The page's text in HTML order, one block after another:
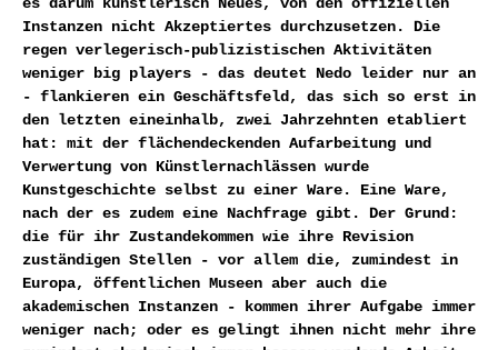
Instanzen nicht Akzeptiertes durchzusetzen. Die
regen verlegerisch-publizistischen Aktivitäten
weniger big players - das deutet Nedo leider nur an
- flankieren ein Geschäftsfeld, das sich so erst in
den letzten eineinhalb, zwei Jahrzehnten etabliert
hat: mit der flächendeckenden Aufarbeitung und
Verwertung von Künstlernachlässen wurde
Kunstgeschichte selbst zu einer Ware. Eine Ware,
nach der es zudem eine Nachfrage gibt. Der Grund:
die für ihr Zustandekommen wie ihre Revision
zuständigen Stellen - vor allem die, zumindest in
Europa, öffentlichen Museen aber auch die
akademischen Instanzen - kommen ihrer Aufgabe immer
weniger nach; oder es gelingt ihnen nicht mehr ihre